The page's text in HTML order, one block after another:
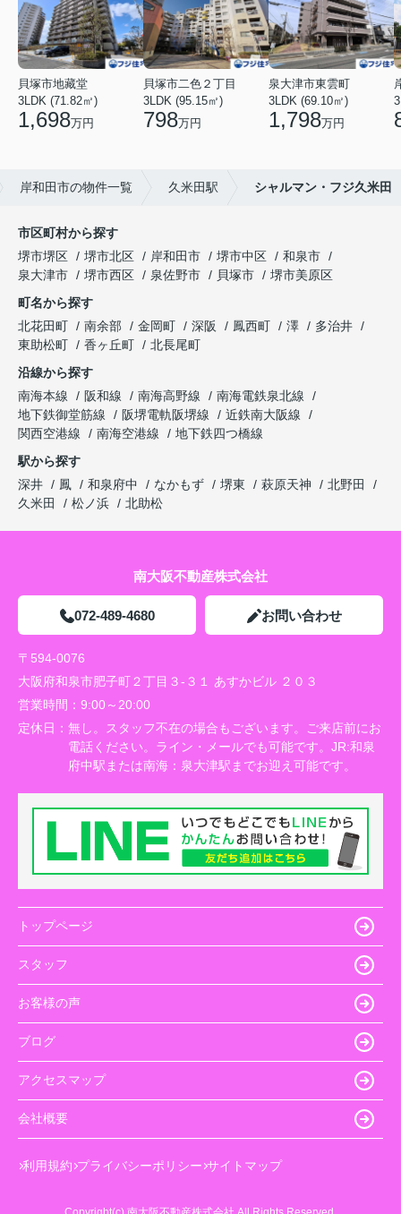
貝塚市地藏堂
3LDK (71.82㎡)
1,698万円
貝塚市二色２丁目
3LDK (95.15㎡)
798万円
泉大津市東雲町
3LDK (69.10㎡)
1,798万円
岸和田市の物件一覧 久米田駅 シャルマン・フジ久米田
市区町村から探す
堺市堺区
堺市北区 岸和田市 堺市中区
和泉市
泉大津市
堺市西区 泉佐野市 貝塚市
堺市美原区
町名から探す
北花田町
南余部 金岡町 深阪 鳳西町 澤
多治井
東助松町
香ヶ丘町
北長尾町
沿線から探す
南海本線
阪和線 南海高野線
南海電鉄泉北線
地下鉄御堂筋線
阪堺電軌阪堺線
近鉄南大阪線
関西空港線
南海空港線
地下鉄四つ橋線
駅から探す
深井
鳳 和泉府中 なかもず 堺東 萩原天神
北野田
久米田
松ノ浜 北助松
南大阪不動産株式会社
072-489-4680 お問い合わせ
〒594-0076
大阪府和泉市肥子町２丁目３-３１ あすかビル ２０３
営業時間： 9:00～20:00
定休日： 無し。スタッフ不在の場合もございます。ご来店前にお
電話ください。ライン・メールでも可能です。JR:和泉
府中駅または南海：泉大津駅までお迎え可能です。
トップページ
スタッフ
お客様の声
ブログ
アクセスマップ
会社概要
利用規約 プライバシーポリシー サイトマップ